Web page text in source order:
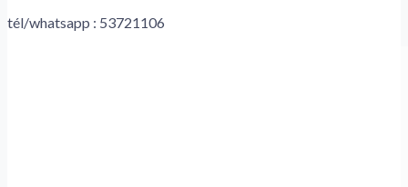
tél/whatsapp : 53721106